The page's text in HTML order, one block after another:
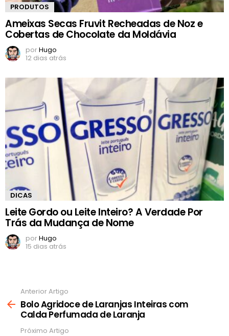
PRODUTOS
Ameixas Secas Fruvit Recheadas de Noz e
Cobertas de Chocolate da Moldávia
porHugo
12 dias atrás
DICAS
Leite Gordo ou Leite Inteiro? A Verdade Por
Trás da Mudança de Nome
porHugo
15 dias atrás
mais
Anterior Artigo
Bolo Agridoce de Laranjas Inteiras com
Calda Perfumada de Laranja
Próximo Artigo